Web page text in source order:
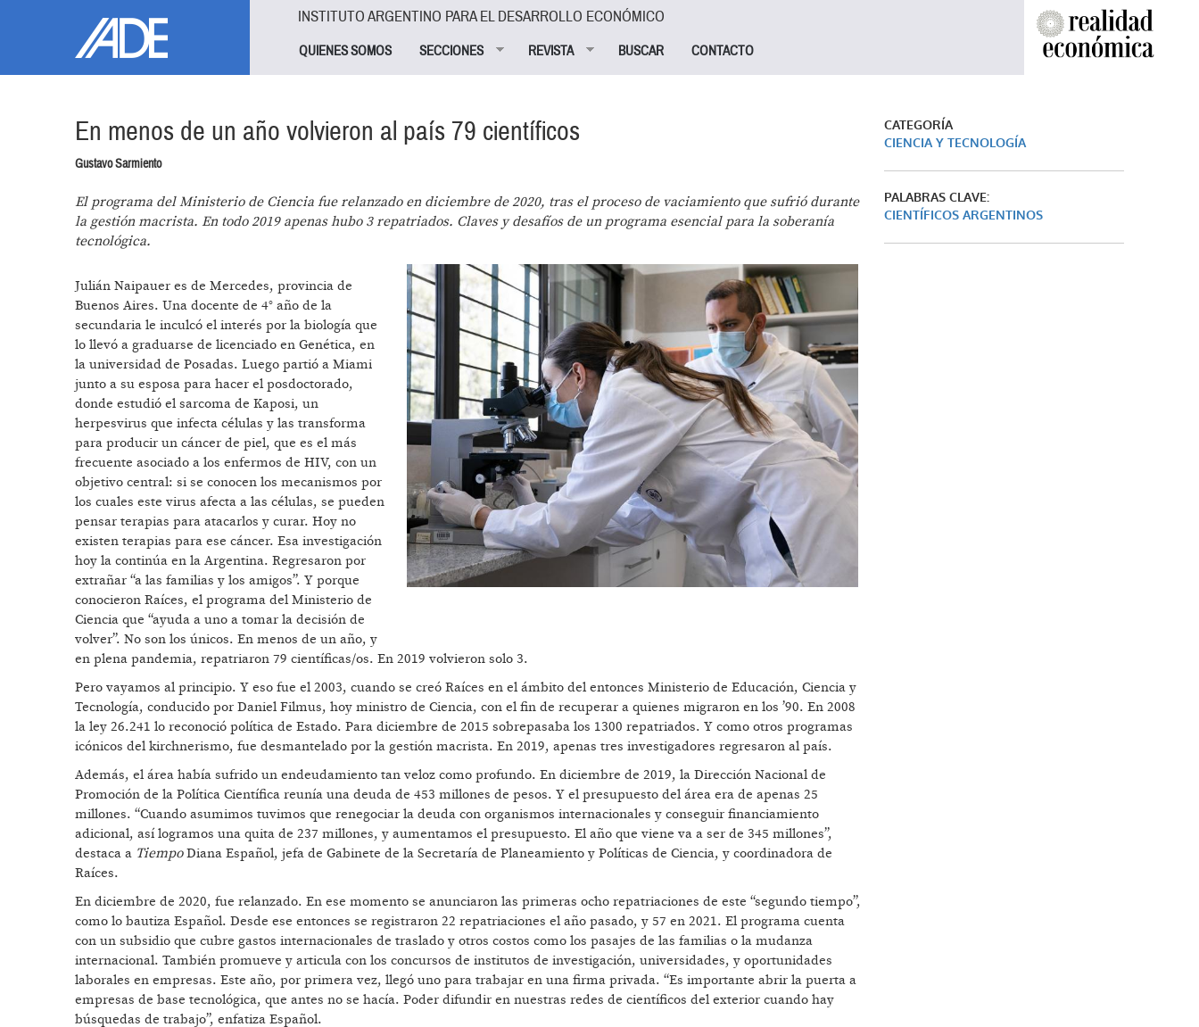
INSTITUTO ARGENTINO PARA EL DESARROLLO ECONÓMICO
QUIENES SOMOS SECCIONES REVISTA BUSCAR CONTACTO
En menos de un año volvieron al país 79 científicos
Gustavo Sarmiento
El programa del Ministerio de Ciencia fue relanzado en diciembre de 2020, tras el proceso de vaciamiento que sufrió durante
la gestión macrista. En todo 2019 apenas hubo 3 repatriados. Claves y desafíos de un programa esencial para la soberanía
tecnológica.
Julián Naipauer es de Mercedes, provincia de
Buenos Aires. Una docente de 4° año de la
secundaria le inculcó el interés por la biología que
lo llevó a graduarse de licenciado en Genética, en
la universidad de Posadas. Luego partió a Miami
junto a su esposa para hacer el posdoctorado,
donde estudió el sarcoma de Kaposi, un
herpesvirus que infecta células y las transforma
para producir un cáncer de piel, que es el más
frecuente asociado a los enfermos de HIV, con un
objetivo central: si se conocen los mecanismos por
los cuales este virus afecta a las células, se pueden
pensar terapias para atacarlos y curar. Hoy no
existen terapias para ese cáncer. Esa investigación
hoy la continúa en la Argentina. Regresaron por
extrañar “a las familias y los amigos”. Y porque
conocieron Raíces, el programa del Ministerio de
Ciencia que “ayuda a uno a tomar la decisión de
volver”. No son los únicos. En menos de un año, y
en plena pandemia, repatriaron 79 científicas/os. En 2019 volvieron solo 3.
Pero vayamos al principio. Y eso fue el 2003, cuando se creó Raíces en el ámbito del entonces Ministerio de Educación, Ciencia y
Tecnología, conducido por Daniel Filmus, hoy ministro de Ciencia, con el fin de recuperar a quienes migraron en los ’90. En 2008
la ley 26.241 lo reconoció política de Estado. Para diciembre de 2015 sobrepasaba los 1300 repatriados. Y como otros programas
icónicos del kirchnerismo, fue desmantelado por la gestión macrista. En 2019, apenas tres investigadores regresaron al país.
Además, el área había sufrido un endeudamiento tan veloz como profundo. En diciembre de 2019, la Dirección Nacional de
Promoción de la Política Científica reunía una deuda de 453 millones de pesos. Y el presupuesto del área era de apenas 25
millones. “Cuando asumimos tuvimos que renegociar la deuda con organismos internacionales y conseguir financiamiento
adicional, así logramos una quita de 237 millones, y aumentamos el presupuesto. El año que viene va a ser de 345 millones”,
destaca a TiempoDiana Español, jefa de Gabinete de la Secretaría de Planeamiento y Políticas de Ciencia, y coordinadora de
Raíces.
En diciembre de 2020, fue relanzado. En ese momento se anunciaron las primeras ocho repatriaciones de este “segundo tiempo”,
como lo bautiza Español. Desde ese entonces se registraron 22 repatriaciones el año pasado, y 57 en 2021. El programa cuenta
con un subsidio que cubre gastos internacionales de traslado y otros costos como los pasajes de las familias o la mudanza
internacional. También promueve y articula con los concursos de institutos de investigación, universidades, y oportunidades
laborales en empresas. Este año, por primera vez, llegó uno para trabajar en una firma privada. “Es importante abrir la puerta a
empresas de base tecnológica, que antes no se hacía. Poder difundir en nuestras redes de científicos del exterior cuando hay
búsquedas de trabajo”, enfatiza Español.
CATEGORÍA
CIENCIA Y TECNOLOGÍA
PALABRAS CLAVE:
CIENTÍFICOS ARGENTINOS